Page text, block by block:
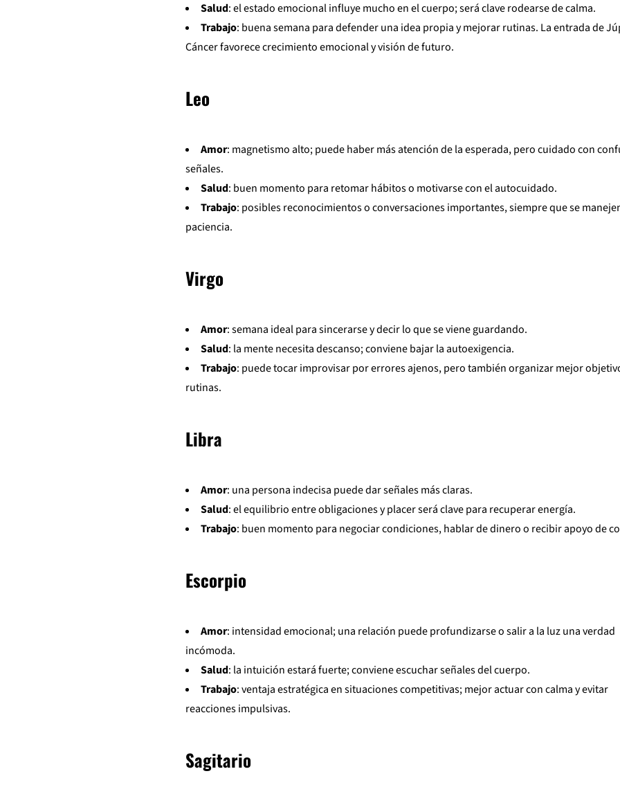
Salud: el estado emocional influye mucho en el cuerpo; será clave rodearse de calma.
Trabajo: buena semana para defender una idea propia y mejorar rutinas. La entrada de
Cáncer favorece crecimiento emocional y visión de futuro.
Leo
Amor: magnetismo alto; puede haber más atención de la esperada, pero cuidado con
señales.
Salud: buen momento para retomar hábitos o motivarse con el autocuidado.
Trabajo: posibles reconocimientos o conversaciones importantes, siempre que se
paciencia.
Virgo
Amor: semana ideal para sincerarse y decir lo que se viene guardando.
Salud: la mente necesita descanso; conviene bajar la autoexigencia.
Trabajo: puede tocar improvisar por errores ajenos, pero también organizar mejor
rutinas.
Libra
Amor: una persona indecisa puede dar señales más claras.
Salud: el equilibrio entre obligaciones y placer será clave para recuperar energía.
Trabajo: buen momento para negociar condiciones, hablar de dinero o recibir apoyo de
Escorpio
Amor: intensidad emocional; una relación puede profundizarse o salir a la luz una verdad
incómoda.
Salud: la intuición estará fuerte; conviene escuchar señales del cuerpo.
Trabajo: ventaja estratégica en situaciones competitivas; mejor actuar con calma y evitar
reacciones impulsivas.
Sagitario